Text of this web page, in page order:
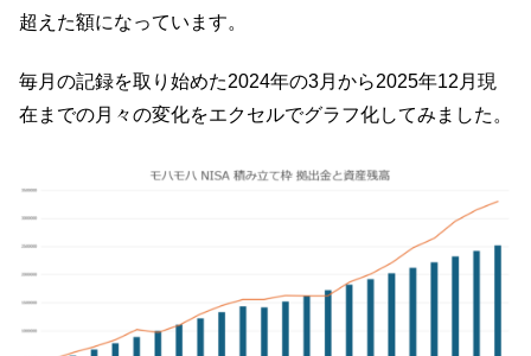
超えた額になっています。
毎月の記録を取り始めた2024年の3月から2025年12月現
在までの月々の変化をエクセルでグラフ化してみました。